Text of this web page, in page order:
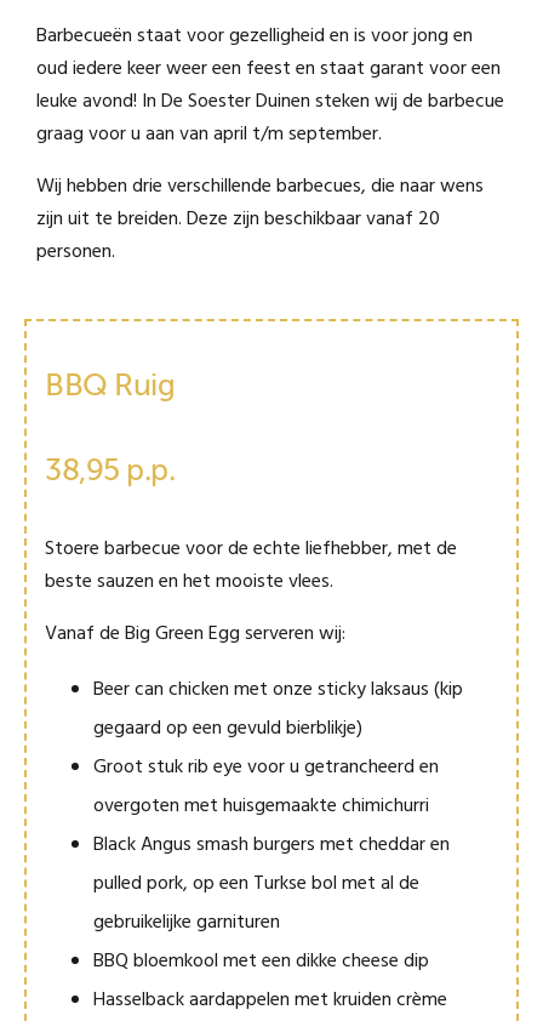
Barbecueën staat voor gezelligheid en is voor jong en
oud iedere keer weer een feest en staat garant voor een
leuke avond! In De Soester Duinen steken wij de barbecue
graag voor u aan van april t/m september.
Wij hebben drie verschillende barbecues, die naar wens
zijn uit te breiden. Deze zijn beschikbaar vanaf 20
personen.
BBQ Ruig
38,95 p.p.
Stoere barbecue voor de echte liefhebber, met de
beste sauzen en het mooiste vlees.
Vanaf de Big Green Egg serveren wij:
Beer can chicken met onze sticky laksaus (kip
gegaard op een gevuld bierblikje)
Groot stuk rib eye voor u getrancheerd en
overgoten met huisgemaakte chimichurri
Black Angus smash burgers met cheddar en
pulled pork, op een Turkse bol met al de
gebruikelijke garnituren
BBQ bloemkool met een dikke cheese dip
Hasselback aardappelen met kruiden crème